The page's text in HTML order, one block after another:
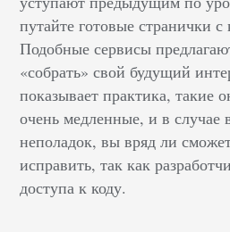
путайте готовые странички с
Подобные сервисы
«собрать» свой будущий
показывает практика, такие
очень медленные, и в случае
неполадок, вы вряд ли
исправить, так как
доступа к коду.